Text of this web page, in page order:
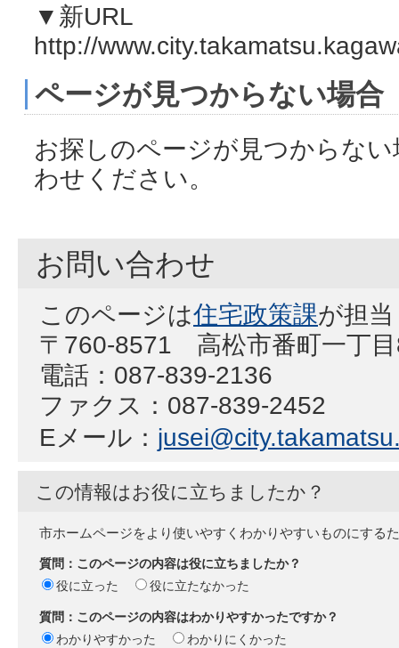
▼新URL
http://
ページが見つからない場合
お探しのページが見つからな
わせください。
お問い合わせ
このページは住宅政策課が担
〒760-8571 高松市番町一丁
電話：087-839-2136
ファクス：087-839-2452
Eメール：
この情報はお役に立ちましたか？
市ホームページをより使いやすくわかりやすいものにする
質問：このページの内容は役に立ちましたか？
役に立った
役に立たなかった
質問：このページの内容はわかりやすかったですか？
わかりやすかった
わかりにくかった